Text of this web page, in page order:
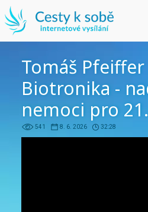
Tomáš Pfeiffer
Biotronika -
nemoci pro
541 8. 6. 2026 32:28